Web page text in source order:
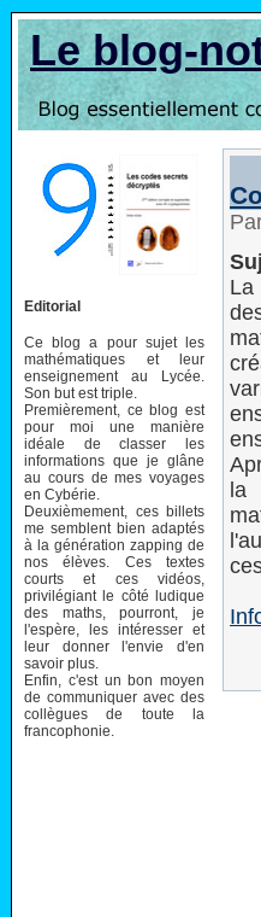
Le blog-
Editorial
Ce blog a pour sujet les
mathématiques et leur
enseignement au Lycée.
Son but est triple.
Premièrement, ce blog est
pour moi une manière
idéale de classer les
informations que je glâne
au cours de mes voyages
en Cybérie.
Deuxièmement, ces billets
me semblent bien adaptés
à la génération zapping de
nos élèves. Ces textes
courts et ces vidéos,
privilégiant le côté ludique
des maths, pourront, je
l'espère, les intéresser et
leur donner l'envie d'en
savoir plus.
Enfin, c'est un bon moyen
de communiquer avec des
collègues de toute la
francophonie.
La
la